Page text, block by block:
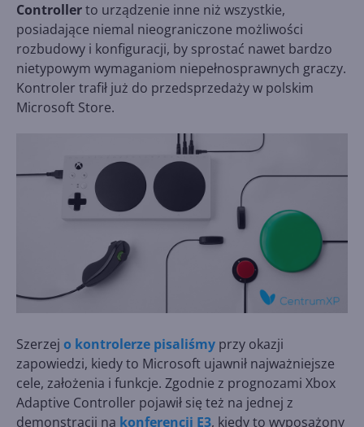
Controllerto urządzenie inne niż wszystkie,
posiadające niemal nieograniczone możliwości
rozbudowy i konfiguracji, by sprostać nawet bardzo
nietypowym wymaganiom niepełnosprawnych graczy.
Kontroler trafił już do przedsprzedaży w polskim
Microsoft Store.
Szerzej o kontrolerze pisaliśmy przy okazji
zapowiedzi, kiedy to Microsoft ujawnił najważniejsze
cele, założenia i funkcje. Zgodnie z prognozami Xbox
Adaptive Controller pojawił się też na jednej z
demonstracji na konferencji E3, kiedy to wyposażony